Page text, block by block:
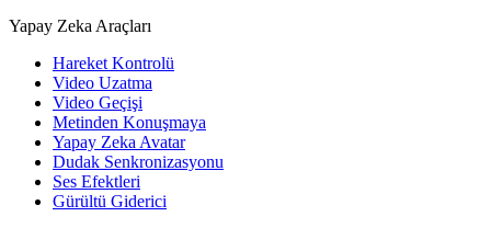
Yapay Zeka Araçları
Hareket Kontrolü
Video Uzatma
Video Geçişi
Metinden Konuşmaya
Yapay Zeka Avatar
Dudak Senkronizasyonu
Ses Efektleri
Gürültü Giderici